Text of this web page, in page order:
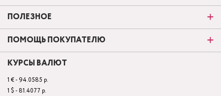
ПОЛЕЗНОЕ
ПОМОЩЬ ПОКУПАТЕЛЮ
КУРСЫ ВАЛЮТ
1 € - 94.0585 р.
1 $ - 81.4077 р.